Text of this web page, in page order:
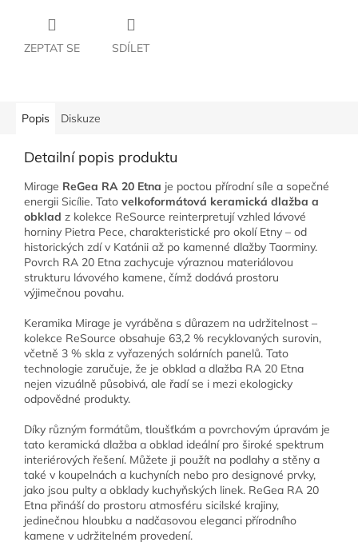
ZEPTAT SE SDÍLET
Popis Diskuze
Detailní popis produktu
Mirage ReGea RA 20 Etna je poctou přírodní síle a sopečné
energii Sicílie. Tato velkoformátová keramická dlažba a
obklad z kolekce ReSource reinterpretují vzhled lávové
horniny Pietra Pece, charakteristické pro okolí Etny – od
historických zdí v Katánii až po kamenné dlažby Taorminy.
Povrch RA 20 Etna zachycuje výraznou materiálovou
strukturu lávového kamene, čímž dodává prostoru
výjimečnou povahu.
Keramika Mirage je vyráběna s důrazem na udržitelnost –
kolekce ReSource obsahuje 63,2 % recyklovaných surovin,
včetně 3 % skla z vyřazených solárních panelů. Tato
technologie zaručuje, že je obklad a dlažba RA 20 Etna
nejen vizuálně působivá, ale řadí se i mezi ekologicky
odpovědné produkty.
Díky různým formátům, tloušťkám a povrchovým úpravám je
tato keramická dlažba a obklad ideální pro široké spektrum
interiérových řešení. Můžete ji použít na podlahy a stěny a
také v koupelnách a kuchyních nebo pro designové prvky,
jako jsou pulty a obklady kuchyňských linek. ReGea RA 20
Etna přináší do prostoru atmosféru sicilské krajiny,
jedinečnou hloubku a nadčasovou eleganci přírodního
kamene v udržitelném provedení.